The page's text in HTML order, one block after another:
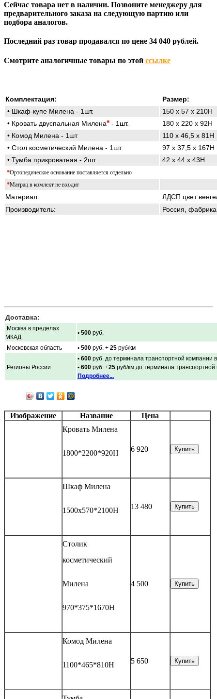
Сейчас товара нет в наличии. Позвоните менеджеру для
предварительного заказа на следующую партию или
подбора аналогов.
Последний раз товар продавался по цене 34 040 рублей.
Смотрите аналогичные товары по этой ссылке
Комплектация:
Размер:
• Шкаф-купе Милена - 1шт.
150 х 57 х 210Н
• Кровать двуспальная Милена* - 1шт.
180 х 220 х 92Н
• Комод Милена - 1шт
110 х 46,5 х 81Н
• Стол косметический Милена - 1шт
97 х 37,5 х 167Н
• Тумба прикроватная - 2шт
42 х 44 х 43H
*Ортопедическое основание поставляется отдельно
*Матрац в комлект не входит
Материал:
ЛДСП цвет
Производитель:
Россия,
Доставка:
Москва в пределах
МКАД
• 500 руб.
Московская область • 500 руб. + 25 руб/км
Регионы России
• 600 руб. до терминала транспортной компании
• 600 руб. +25 руб/км до терминала
Подробнее...
Изображение Название
Цена
Кровать Милена
1800*2200*920Н 6 920 Купить
Шкаф Милена
1500х570*2100Н 13 480 Купить
Cтолик
косметический
Милена
970*375*1670Н
4 500 Купить
Комод Милена
1100*465*810Н 5 650 Купить